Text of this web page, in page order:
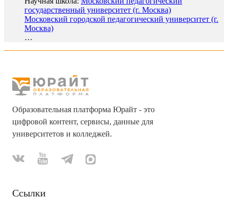
государственный университет (г. Москва)
Московский городской педагогический университет (г.
Москва)
…
Образовательная платформа Юрайт - это
цифровой контент, сервисы, данные для
университетов и колледжей.
Ссылки